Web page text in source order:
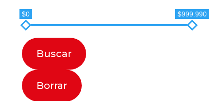
$0 $999.990
Buscar
Borrar